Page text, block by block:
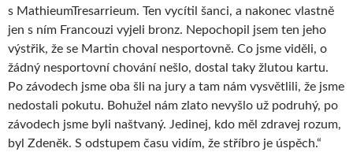
s MathieumTresarrieum. Ten vycítil šanci, a nakonec vlastně
jen s ním Francouzi vyjeli bronz. Nepochopil jsem ten jeho
výstřik, že se Martin choval nesportovně. Co jsme viděli, o
žádný nesportovní chování nešlo, dostal taky žlutou kartu.
Po závodech jsme oba šli na jury a tam nám vysvětlili, že jsme
nedostali pokutu. Bohužel nám zlato nevyšlo už podruhý, po
závodech jsme byli naštvaný. Jedinej, kdo měl zdravej rozum,
byl Zdeněk. S odstupem času vidím, že stříbro je úspěch.“